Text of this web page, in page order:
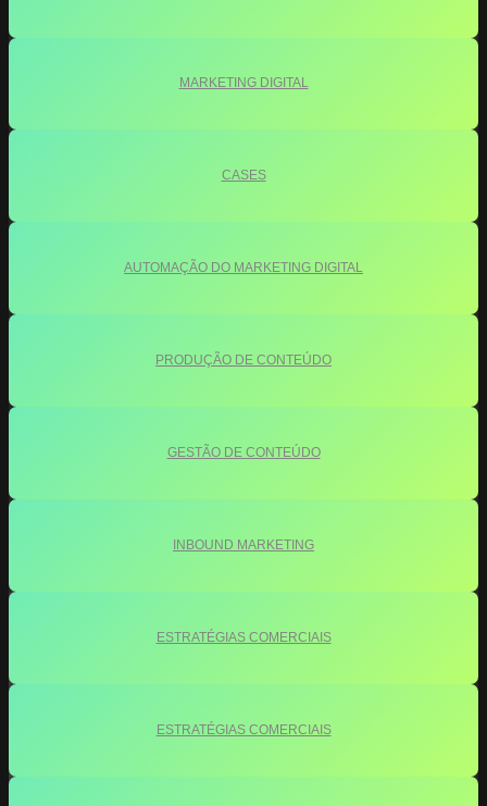
MARKETING DIGITAL
CASES
AUTOMAÇÃO DO MARKETING DIGITAL
PRODUÇÃO DE CONTEÚDO
GESTÃO DE CONTEÚDO
INBOUND MARKETING
ESTRATÉGIAS COMERCIAIS
ESTRATÉGIAS COMERCIAIS